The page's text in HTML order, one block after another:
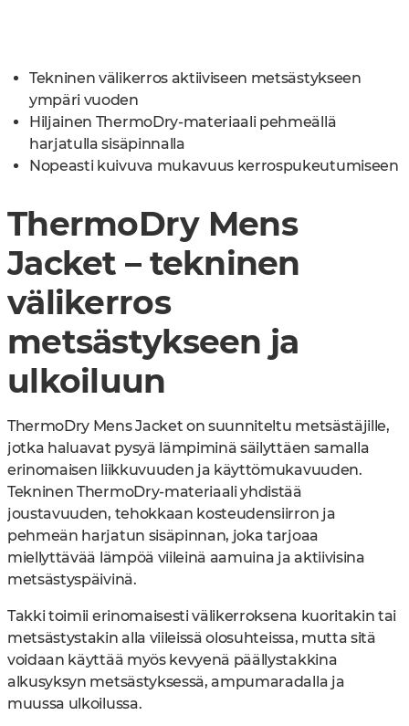
Tekninen välikerros aktiiviseen metsästykseen
ympäri vuoden
Hiljainen ThermoDry-materiaali pehmeällä
harjatulla sisäpinnalla
Nopeasti kuivuva mukavuus kerrospukeutumiseen
ThermoDry Mens
Jacket – tekninen
välikerros
metsästykseen ja
ulkoiluun
ThermoDry Mens Jacket on suunniteltu metsästäjille,
jotka haluavat pysyä lämpiminä säilyttäen samalla
erinomaisen liikkuvuuden ja käyttömukavuuden.
Tekninen ThermoDry-materiaali yhdistää
joustavuuden, tehokkaan kosteudensiirron ja
pehmeän harjatun sisäpinnan, joka tarjoaa
miellyttävää lämpöä viileinä aamuina ja aktiivisina
metsästyspäivinä.
Takki toimii erinomaisesti välikerroksena kuoritakin tai
metsästystakin alla viileissä olosuhteissa, mutta sitä
voidaan käyttää myös kevyenä päällystakkina
alkusyksyn metsästyksessä, ampumaradalla ja
muussa ulkoilussa.